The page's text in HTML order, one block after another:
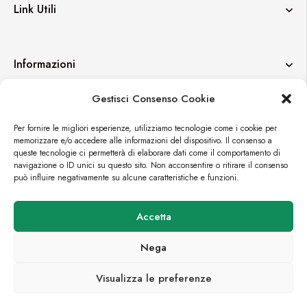
Gestisci Consenso Cookie
Per fornire le migliori esperienze, utilizziamo tecnologie come i cookie per
memorizzare e/o accedere alle informazioni del dispositivo. Il consenso a
queste tecnologie ci permetterà di elaborare dati come il comportamento di
navigazione o ID unici su questo sito. Non acconsentire o ritirare il consenso
può influire negativamente su alcune caratteristiche e funzioni.
Accetta
Nega
Visualizza le preferenze
Link Utili
Informazioni
© FORTUEXPO
CROMÌA LAB